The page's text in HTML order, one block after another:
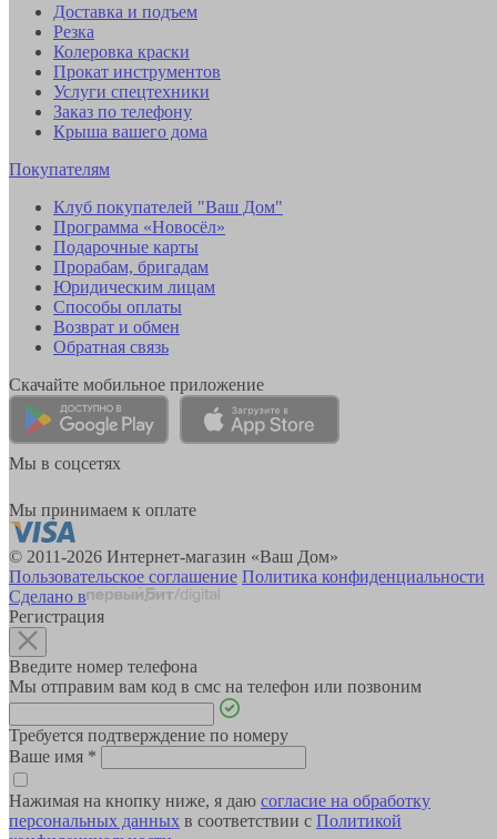
Доставка и подъем
Резка
Колеровка краски
Прокат инструментов
Услуги спецтехники
Заказ по телефону
Крыша вашего дома
Покупателям
Клуб покупателей "Ваш Дом"
Программа «Новосёл»
Подарочные карты
Прорабам, бригадам
Юридическим лицам
Способы оплаты
Возврат и обмен
Обратная связь
Скачайте мобильное приложение
Мы в соцсетях
Мы принимаем к оплате
© 2011-2026 Интернет-магазин «Ваш Дом»
Пользовательское соглашение Политика конфиденциальности
Сделано в
Регистрация
Введите номер телефона
Мы отправим вам код в смс на телефон или позвоним
Требуется подтверждение по номеру
Ваше имя *
Нажимая на кнопку ниже, я даю согласие на обработку
персональных данных в соответствии с Политикой